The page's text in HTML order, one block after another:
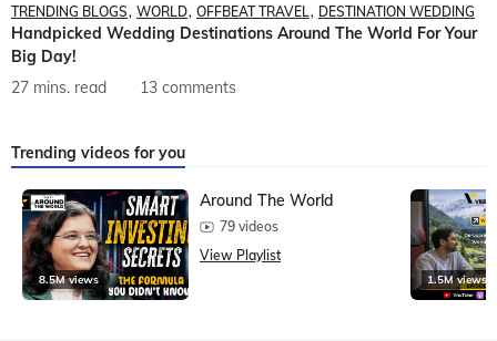
TRENDING BLOGS WORLD OFFBEAT TRAVEL DESTINATION WEDDING
Handpicked Wedding Destinations Around The World For Your
Big Day!
27 mins. read
13 comments
Trending videos for you
8.5M views
Around The World
79 videos
View Playlist
1.5M views